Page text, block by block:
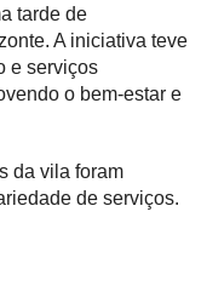
tarde de
A iniciativa teve
e serviços
o bem-estar e
da vila foram
de serviços.